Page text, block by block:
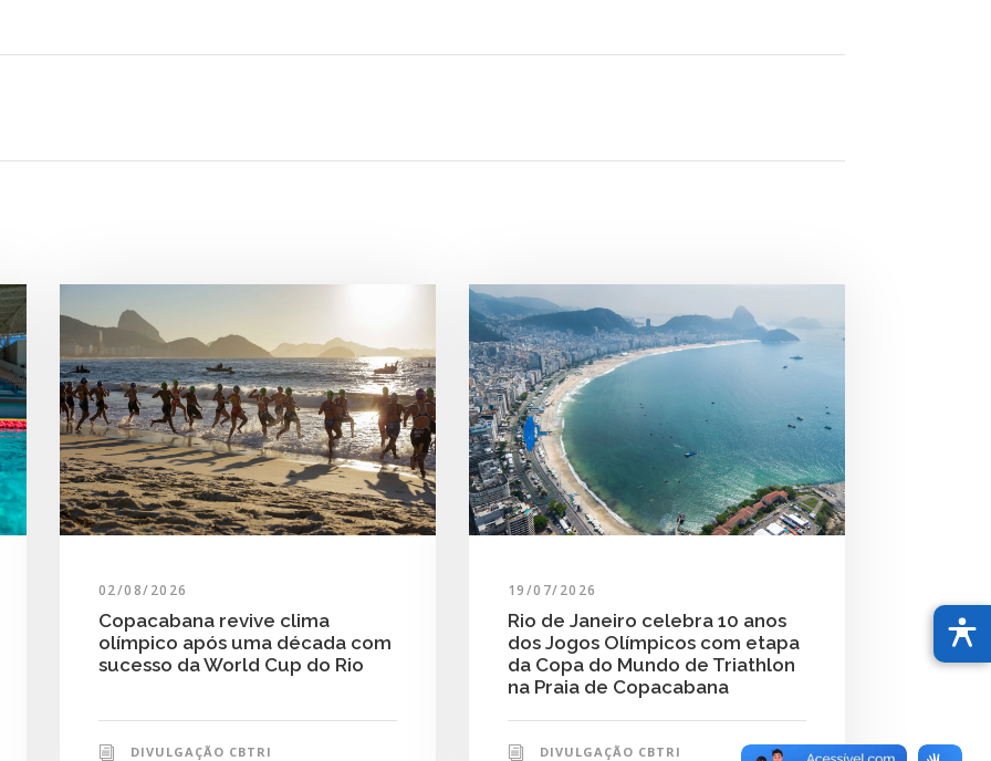
02/08/2026
Copacabana revive clima
olímpico após uma década com
sucesso da World Cup do Rio
DIVULGAÇÃO CBTRI
19/07/2026
Rio de Janeiro celebra 10 anos
dos Jogos Olímpicos com etapa
da Copa do Mundo de Triathlon
na Praia de Copacabana
DIVULGAÇÃO CBTRI